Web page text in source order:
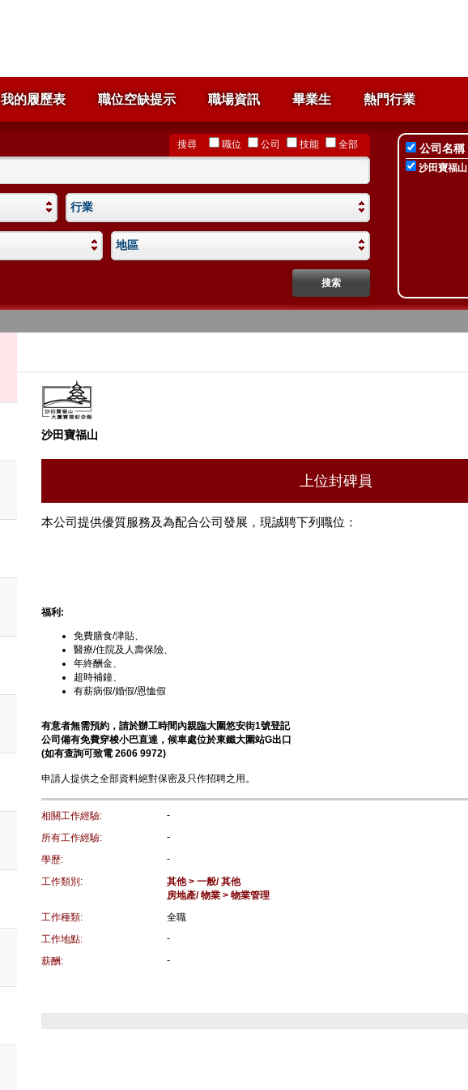
我的履歷表 職位空缺提示 職場資訊 畢業生 熱門行業
搜尋 職位 公司 技能 全部
行業
地區
公司名稱
沙田寶福山
沙田寶福山
上位封碑員
本公司提供優質服務及為配合公司發展，現誠聘下列職位：
福利:
免費膳食/津貼、
醫療/住院及人壽保險、
年終酬金、
超時補鐘、
有薪病假/婚假/恩恤假
有意者無需預約，請於辦工時間內親臨大圍悠安街1號登記
公司備有免費穿梭小巴直達，候車處位於東鐵大圍站G出口
(如有查詢可致電 2606 9972)
申請人提供之全部資料絕對保密及只作招聘之用。
相關工作經驗:
-
所有工作經驗:
-
學歷:
-
工作類別:
其他 > 一般/ 其他
房地產/ 物業 > 物業管理
工作種類:
全職
工作地點:
-
薪酬:
-